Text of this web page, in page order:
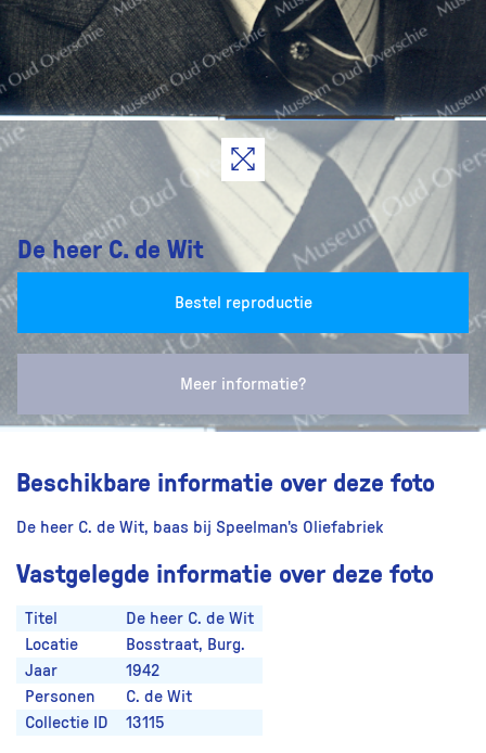
De heer C. de Wit
Bestel reproductie
Meer informatie?
Beschikbare informatie over deze foto
De heer C. de Wit, baas bij Speelman's Oliefabriek
Vastgelegde informatie over deze foto
Titel
De heer C. de Wit
Locatie
Bosstraat, Burg.
Jaar
1942
Personen
C. de Wit
Collectie ID
13115